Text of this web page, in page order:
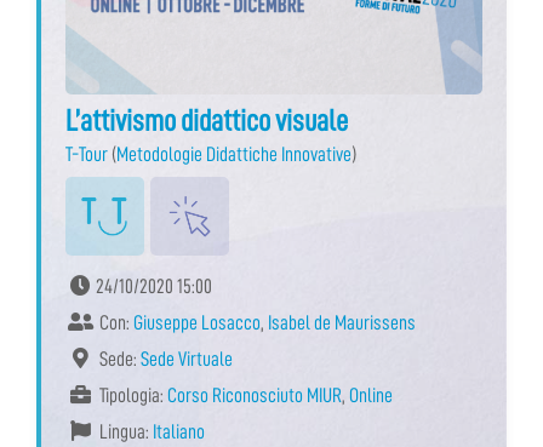
L’attivismo didattico visuale
T-Tour (Metodologie Didattiche Innovative)
24/10/2020 15:00
Con: Giuseppe Losacco, Isabel de Maurissens
Sede: Sede Virtuale
Tipologia: Corso Riconosciuto MIUR, Online
Lingua: Italiano